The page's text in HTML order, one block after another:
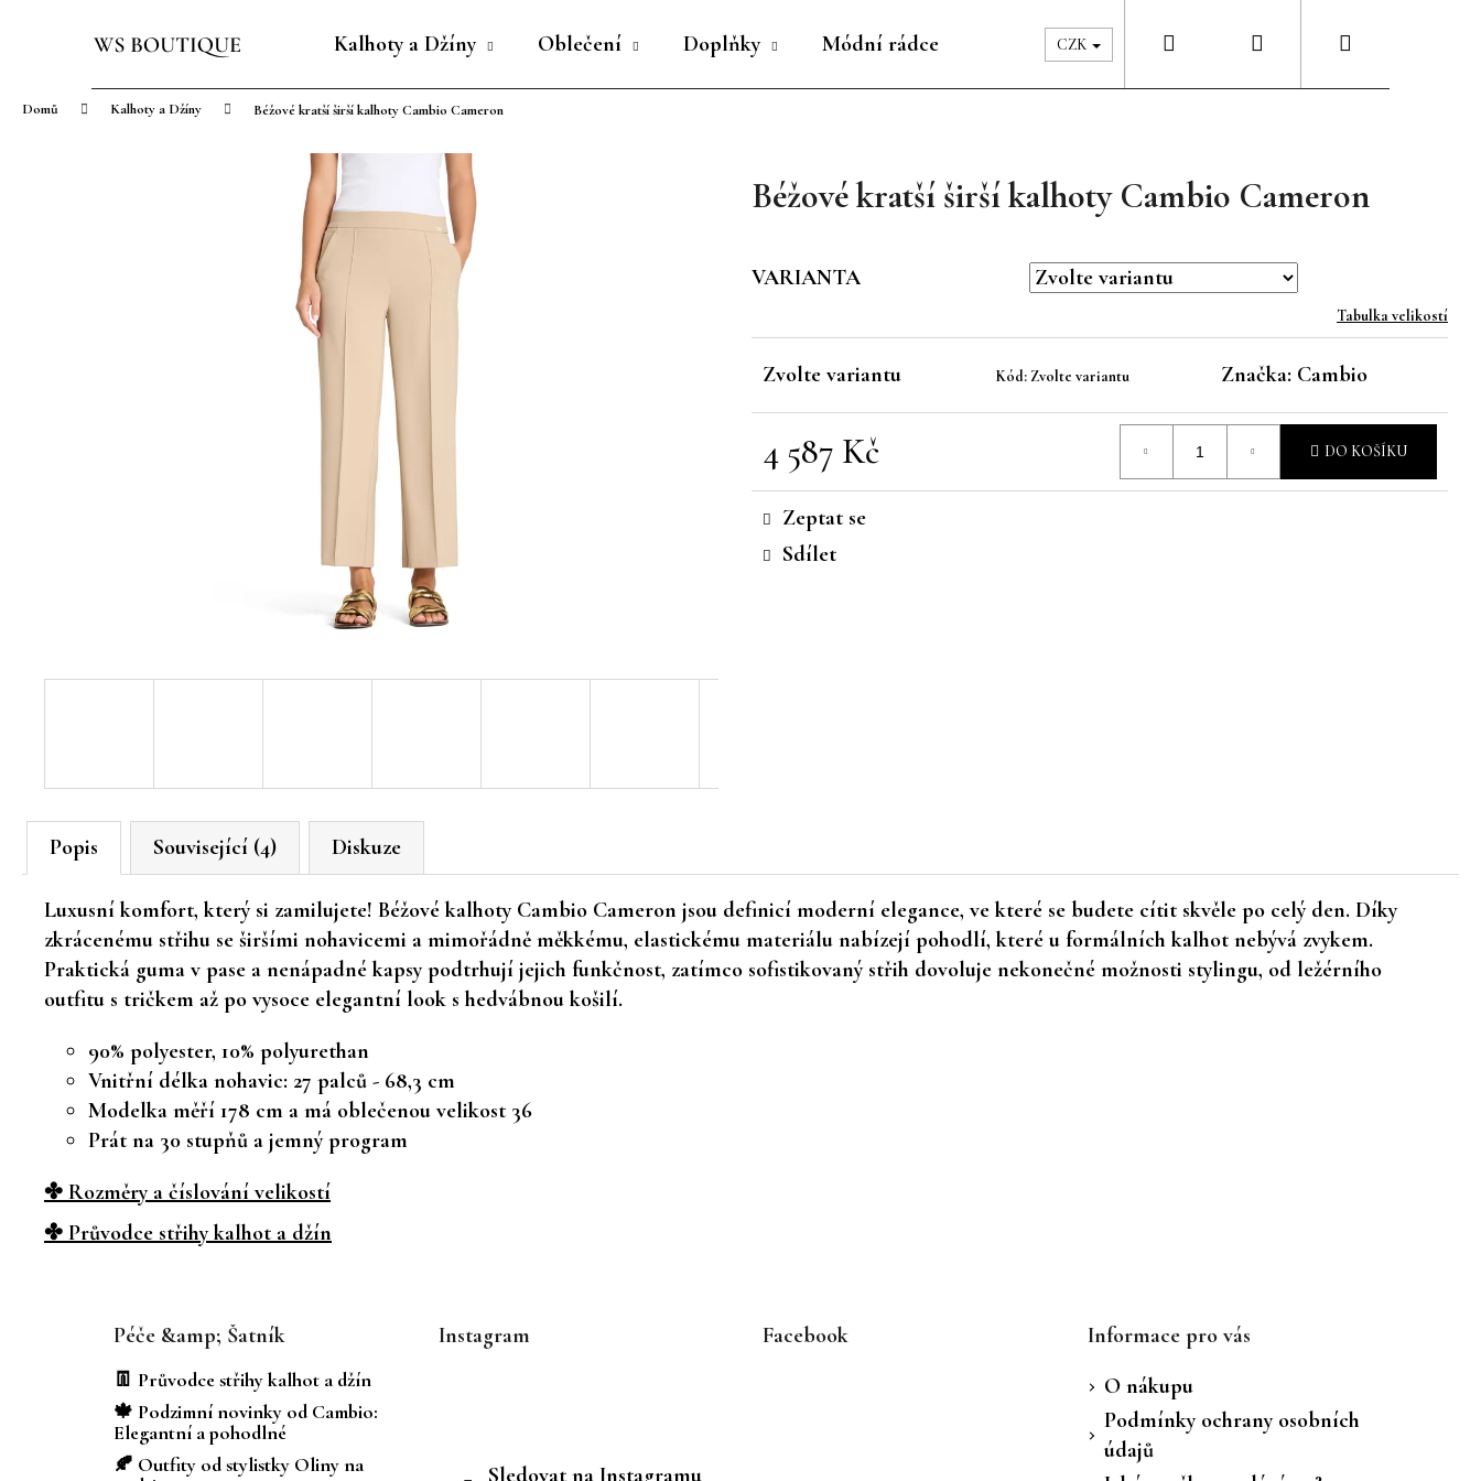
Kalhoty a Džíny Oblečení Doplňky Módní rádce Péče & Šatník Kontakty
CZK Přihlášení
Domů Kalhoty a Džíny Béžové kratší širší kalhoty Cambio Cameron
Béžové kratší širší kalhoty Cambio Cameron
VARIANTA
Tabulka velikostí
Zvolte variantu Kód: Zvolte variantu Značka: Cambio
4 587 Kč
Měrná
cena:
DO KOŠÍKU
Zeptat se
Sdílet
Popis Související (4) Diskuze
Luxusní komfort, který si zamilujete! Béžové kalhoty Cambio Cameron jsou definicí moderní elegance, ve které se budete cítit skvěle po celý den. Díky
zkrácenému střihu se širšími nohavicemi a mimořádně měkkému, elastickému materiálu nabízejí pohodlí, které u formálních kalhot nebývá zvykem.
Praktická guma v pase a nenápadné kapsy podtrhují jejich funkčnost, zatímco sofistikovaný střih dovoluje nekonečné možnosti stylingu, od ležérního
outfitu s tričkem až po vysoce elegantní look s hedvábnou košilí.
90% polyester, 10% polyurethan
Vnitřní délka nohavic: 27 palců - 68,3 cm
Modelka měří 178 cm a má oblečenou velikost 36
Prát na 30 stupňů a jemný program
✤ Rozměry a číslování velikostí
✤ Průvodce střihy kalhot a džín
Zpět
obchodu
Zpět
obchodu
HLEDAT
Péče &amp; Šatník
👖 Průvodce střihy kalhot a džín
🍁 Podzimní novinky od Cambio:
Elegantní a pohodlné
🍂 Outfity od stylistky Oliny na
Instagram
Sledovat na Instagramu
Facebook
Informace pro vás
O nákupu
Podmínky ochrany osobních
údajů